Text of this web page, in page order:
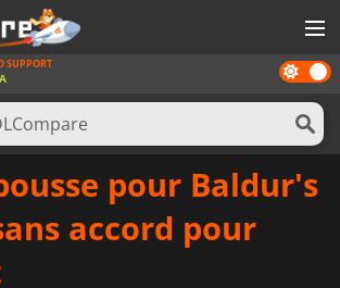
Dark
mode
SUPPORT
pour Baldur's
accord pour